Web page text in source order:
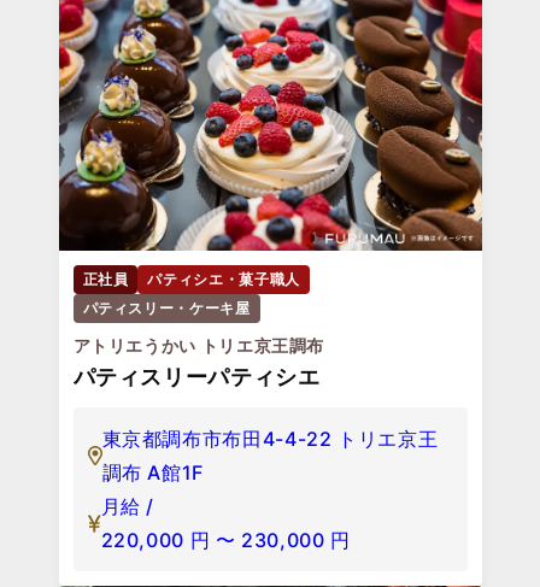
正社員
パティシエ・菓子職人
パティスリー・ケーキ屋
アトリエうかい トリエ京王調布
パティスリーパティシエ
東京都調布市布田4-4-22 トリエ京王
調布 A館1F
月給 /
220,000 円 〜 230,000 円